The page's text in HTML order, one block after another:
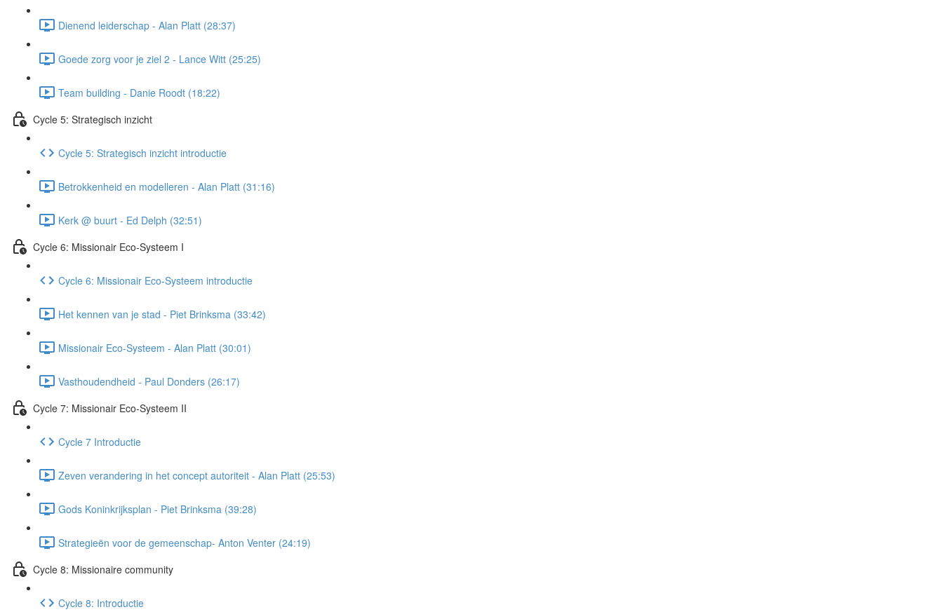
Dienend leiderschap - Alan Platt (28:37)
Goede zorg voor je ziel 2 - Lance Witt (25:25)
Team building - Danie Roodt (18:22)
Cycle 5: Strategisch inzicht
Cycle 5: Strategisch inzicht introductie
Betrokkenheid en modelleren - Alan Platt (31:16)
Kerk @ buurt - Ed Delph (32:51)
Cycle 6: Missionair Eco-Systeem I
Cycle 6: Missionair Eco-Systeem introductie
Het kennen van je stad - Piet Brinksma (33:42)
Missionair Eco-Systeem - Alan Platt (30:01)
Vasthoudendheid - Paul Donders (26:17)
Cycle 7: Missionair Eco-Systeem II
Cycle 7 Introductie
Zeven verandering in het concept autoriteit - Alan Platt (25:53)
Gods Koninkrijksplan - Piet Brinksma (39:28)
Strategieën voor de gemeenschap- Anton Venter (24:19)
Cycle 8: Missionaire community
Cycle 8: Introductie